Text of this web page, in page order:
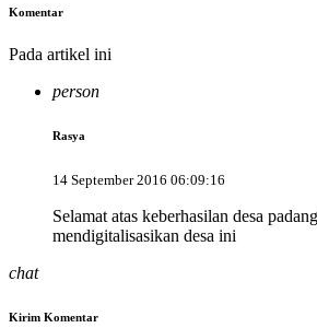
Komentar
Pada artikel ini
person
Rasya
14 September 2016 06:09:16
Selamat atas keberhasilan desa
mendigitalisasikan desa ini
chat
Kirim Komentar